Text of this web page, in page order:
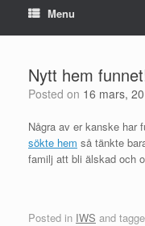
Menu
Nytt hem
Posted on 16 mars,
Några av er kanske har
sökte hem så tänkte
familj att bli älskad och
Posted in IWS and